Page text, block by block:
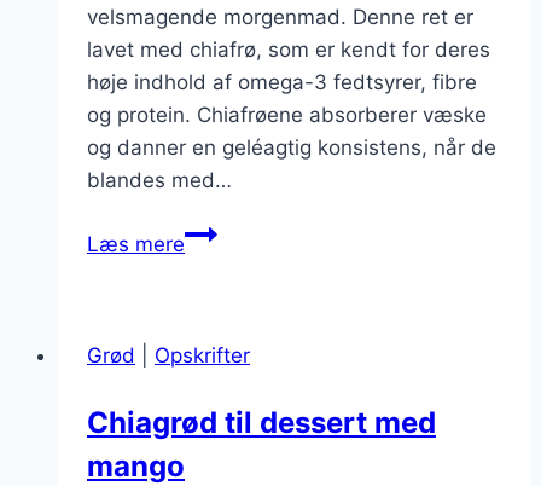
velsmagende morgenmad. Denne ret er
lavet med chiafrø, som er kendt for deres
høje indhold af omega-3 fedtsyrer, fibre
og protein. Chiafrøene absorberer væske
og danner en geléagtig konsistens, når de
blandes med…
Læs mereChiagrød
og
topping
Grød Opskrifter
Chiagrød til dessert med
mango